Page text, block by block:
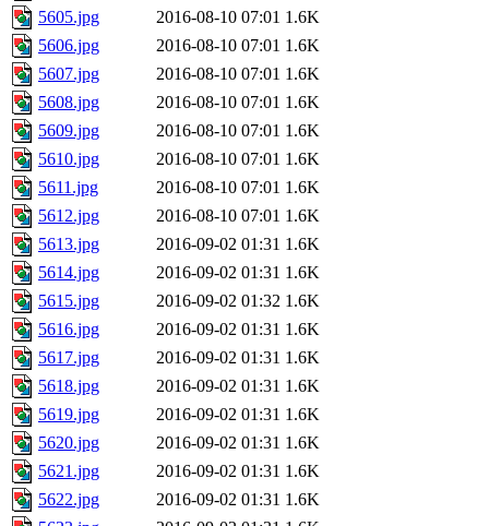
5605.jpg
2016-08-10 07:01 1.6K
5606.jpg
2016-08-10 07:01 1.6K
5607.jpg
2016-08-10 07:01 1.6K
5608.jpg
2016-08-10 07:01 1.6K
5609.jpg
2016-08-10 07:01 1.6K
5610.jpg
2016-08-10 07:01 1.6K
5611.jpg
2016-08-10 07:01 1.6K
5612.jpg
2016-08-10 07:01 1.6K
5613.jpg
2016-09-02 01:31 1.6K
5614.jpg
2016-09-02 01:31 1.6K
5615.jpg
2016-09-02 01:32 1.6K
5616.jpg
2016-09-02 01:31 1.6K
5617.jpg
2016-09-02 01:31 1.6K
5618.jpg
2016-09-02 01:31 1.6K
5619.jpg
2016-09-02 01:31 1.6K
5620.jpg
2016-09-02 01:31 1.6K
5621.jpg
2016-09-02 01:31 1.6K
5622.jpg
2016-09-02 01:31 1.6K